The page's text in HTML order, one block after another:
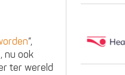
”,
nu ook
ter wereld